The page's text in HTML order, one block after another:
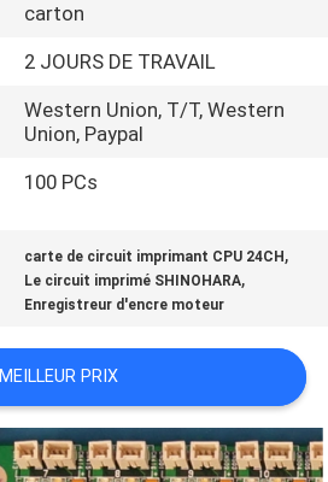
carton
2 JOURS DE TRAVAIL
Western Union, T/T, Western
Union, Paypal
100 PCs
carte de circuit imprimant CPU 24CH ,
Le circuit imprimé SHINOHARA,
Enregistreur d'encre moteur
MEILLEUR PRIX